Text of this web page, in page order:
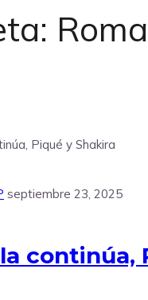
septiembre 23, 2025
continúa,